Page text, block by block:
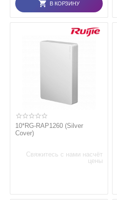
В КОРЗИНУ
10*RG-RAP1260 (Silver
Cover)
Свяжитесь с нами насчёт
цены